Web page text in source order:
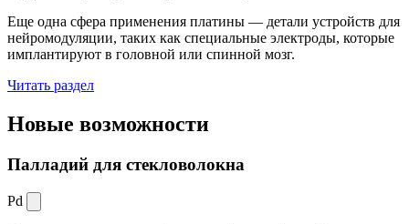
Еще одна сфера применения платины — детали устройств для
нейромодуляции, таких как специальные электроды, которые
имплантируют в головной или спинной мозг.
Читать раздел
Новые возможности
Палладий для стекловолокна
Pd